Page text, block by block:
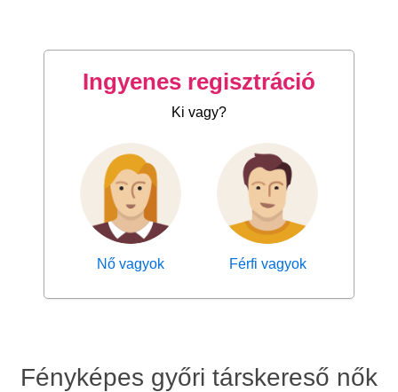
Ingyenes regisztráció
Ki vagy?
Nő vagyok Férfi vagyok
Fényképes győri társkereső nők